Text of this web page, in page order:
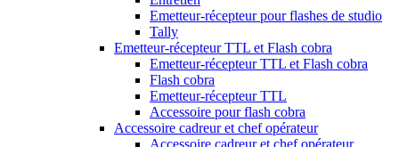
Emetteur-récepteur pour flashes de studio
Tally
Emetteur-récepteur TTL et Flash cobra
Emetteur-récepteur TTL et Flash cobra
Flash cobra
Emetteur-récepteur TTL
Accessoire pour flash cobra
Accessoire cadreur et chef opérateur
Accessoire cadreur et chef opérateur